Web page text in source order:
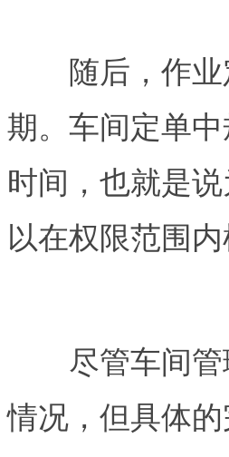
随后，作业
期。车间定单
时间，也就是
以在权限范围
尽管车间管
情况，但具体